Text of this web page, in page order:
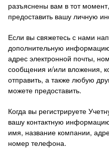
разъяснены вам в тот
предоставить вашу личную
Если вы свяжетесь с нами
дополнительную
адрес электронной почты,
сообщения и/или вложения,
отправить, а также любую
можете предоставить.
Когда вы регистрируете
вашу контактную
имя, название компании,
номер телефона.